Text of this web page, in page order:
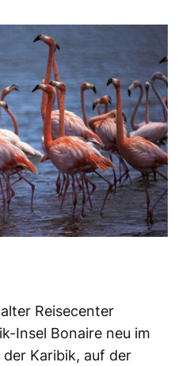
Reisecenter
Insel Bonaire neu im
der Karibik, auf der